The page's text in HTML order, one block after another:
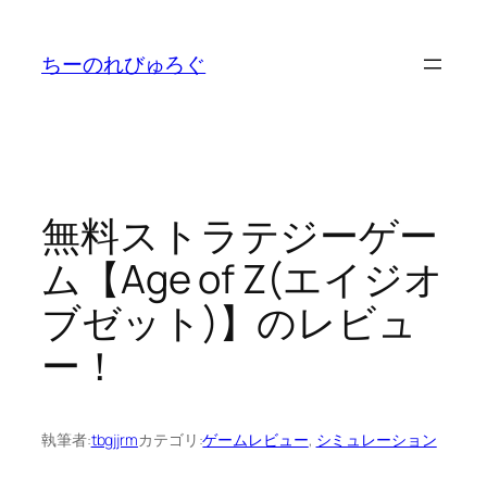
ちーのれびゅろぐ
無料ストラテジーゲー
ム【Age of Z(エイジオ
ブゼット)】のレビュ
ー！
執筆者:tbgjjrmカテゴリ:ゲームレビュー, シミュレーション